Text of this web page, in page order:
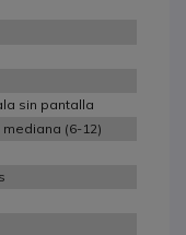
sin pantalla
(6-12)